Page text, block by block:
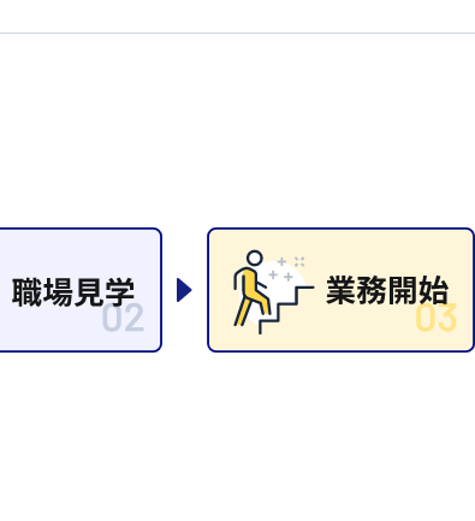
データ入力
コールセンターオペレータ
CADオペレーター WEBデザイナー
プログラマー カスタマーエンジニア
東京都 島根県